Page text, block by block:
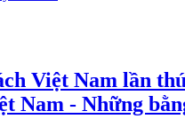
Việt Nam lần
Nam - Những